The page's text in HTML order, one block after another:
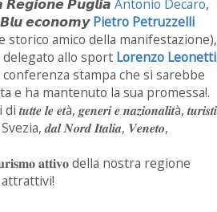
𝙍𝙚𝙜𝙞𝙤𝙣𝙚 𝙋𝙪𝙜𝙡𝙞𝙖 Antonio Decaro,
𝘽𝙡𝙪 𝙚𝙘𝙤𝙣𝙤𝙢𝙮Pietro Petruzzelli
storico amico della manifestazione),
allo sport Lorenzo Leonetti
stampa che si sarebbe
e ha mantenuto la sua promessa!.
𝒍𝒆 𝒆𝒕à, 𝒈𝒆𝒏𝒆𝒓𝒊 𝒆 𝒏𝒂𝒛𝒊𝒐𝒏𝒂𝒍𝒊𝒕à, 𝒕𝒖𝒓𝒊𝒔𝒕𝒊
𝒅𝒂𝒍 𝑵𝒐𝒓𝒅 𝑰𝒕𝒂𝒍𝒊𝒂, 𝑽𝒆𝒏𝒆𝒕𝒐,
𝐚𝐭𝐭𝐢𝐯𝐨 della nostra regione